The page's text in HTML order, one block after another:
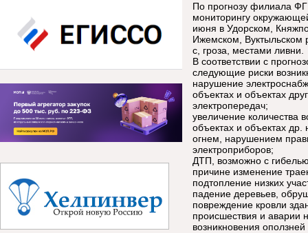
По прогнозу филиала
мониторингу
июня в Удорском,
Ижемском, Вуктыльском
с, гроза, местами ливни.
В соответствии с
следующие риски
нарушение
объектах и объектах
электропередач;
увеличение количества
объектах и объектах
огнем, нарушением
электроприборов;
ДТП, возможно с
причине изменение
подтопление низких
падение деревьев,
повреждение кровли
происшествия и аварии
возникновения оползней